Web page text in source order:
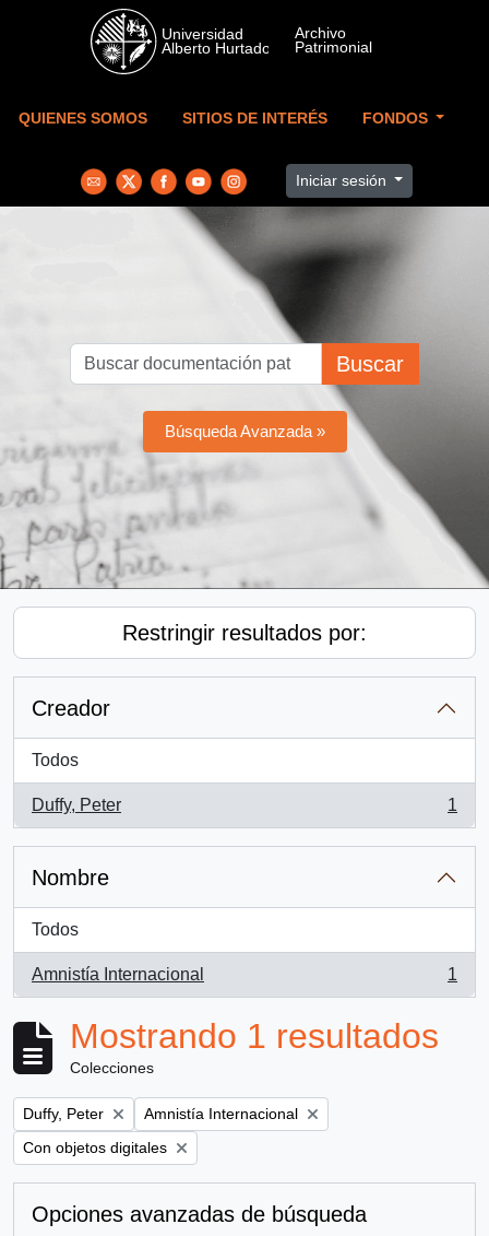
Skip to main content
QUIENES SOMOS SITIOS DE INTERÉS FONDOS
Iniciar sesión
Buscar
Búsqueda Avanzada »
Restringir resultados por:
Creador
Todos
Duffy, Peter
, 1 resultados
1
Nombre
Todos
Amnistía Internacional
, 1 resultados
1
Mostrando 1 resultados
Colecciones
Remove filter:
Duffy, Peter Remove filter:
Amnistía Internacional
Remove filter:
Con objetos digitales
Opciones avanzadas de búsqueda